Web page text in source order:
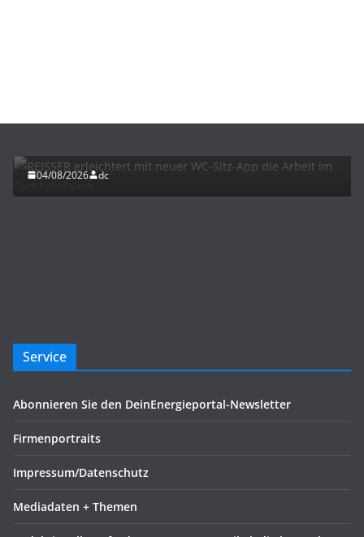
04/08/2026 dc
Service
Abonnieren Sie den DeinEnergieportal-Newsletter
Firmenportraits
Impressum/Datenschutz
Mediadaten + Themen